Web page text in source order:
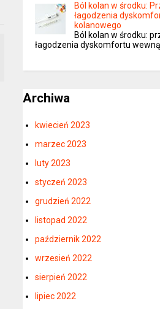
Ból kolan w środku:
łagodzenia
kolanowego
Ból kolan w środku:
łagodzenia dyskomfortu
Archiwa
kwiecień 2023
marzec 2023
luty 2023
styczeń 2023
grudzień 2022
listopad 2022
październik 2022
wrzesień 2022
sierpień 2022
lipiec 2022